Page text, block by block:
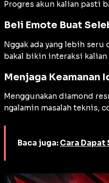
Progres akun kalian pasti
Beli Emote Buat
Nggak ada yang lebih
bakal bikin interaksi kalian
Menjaga Keamanan
Menggunakan diamond
ngalamin masalah teknis,
Baca juga: Cara Dapat